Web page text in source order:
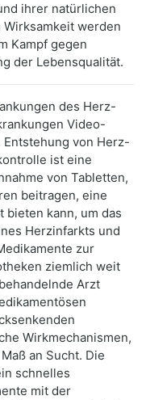
ihrer natürlichen
werden
Kampf gegen
der Lebensqualität.
des Herz-
Video-
von Herz-
ist eine
von Tabletten,
beitragen, eine
kann, um das
Herzinfarkts und
zur
ziemlich weit
Arzt
Wirkmechanismen,
an Sucht. Die
schnelles
mit der